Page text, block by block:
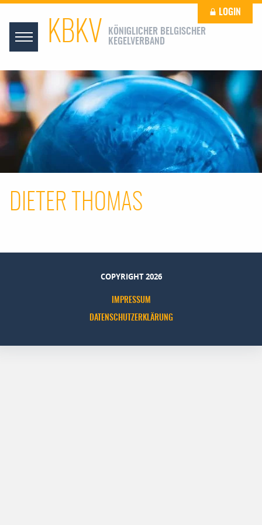
KBKV
KÖNIGLICHER BELGISCHER
KEGELVERBAND
LOGIN
DIETER THOMAS
COPYRIGHT 2026
IMPRESSUM
DATENSCHUTZERKLÄRUNG